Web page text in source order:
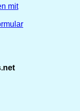
mit